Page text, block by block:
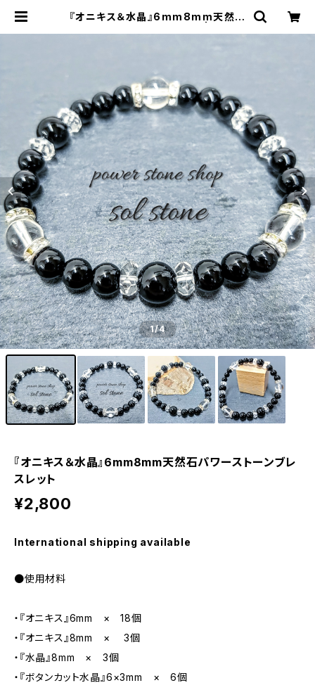
『オニキス＆水晶』6mm8mm天然石
1/4
『オニキス＆水晶』6mm8mm天然石パワーストーンブレ
スレット
¥2,800
International shipping available
●使用材料
・『オニキス』6mm × 18個
・『オニキス』8mm × 3個
・『水晶』8mm × 3個
・『ボタンカット水晶』6×3mm × 6個